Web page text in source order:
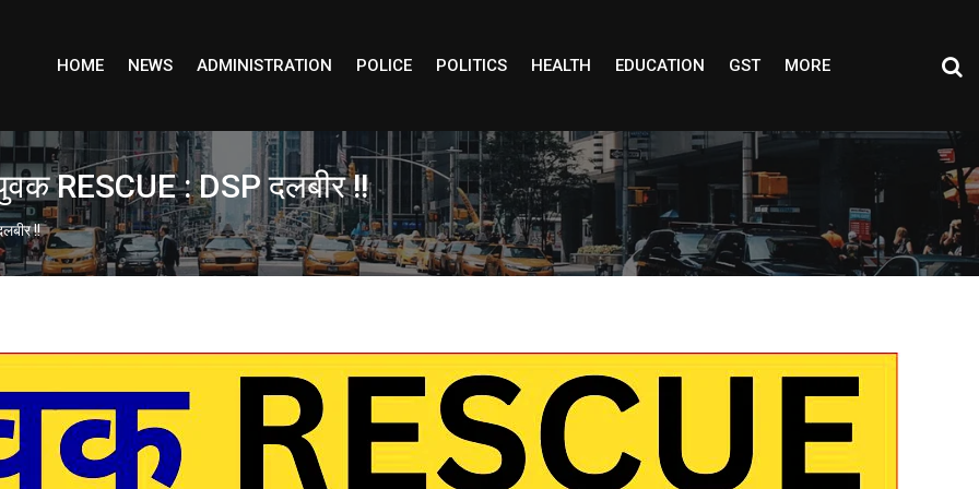
HOME NEWS ADMINISTRATION POLICE POLITICS HEALTH EDUCATION GST MORE
RESCUE : DSP दलबीर !!
!!